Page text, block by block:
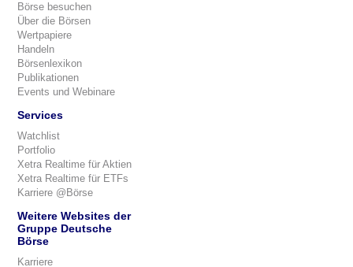
Börse besuchen
Über die Börsen
Wertpapiere
Handeln
Börsenlexikon
Publikationen
Events und Webinare
Services
Watchlist
Portfolio
Xetra Realtime für Aktien
Xetra Realtime für ETFs
Karriere @Börse
Weitere Websites der
Gruppe Deutsche
Börse
Karriere